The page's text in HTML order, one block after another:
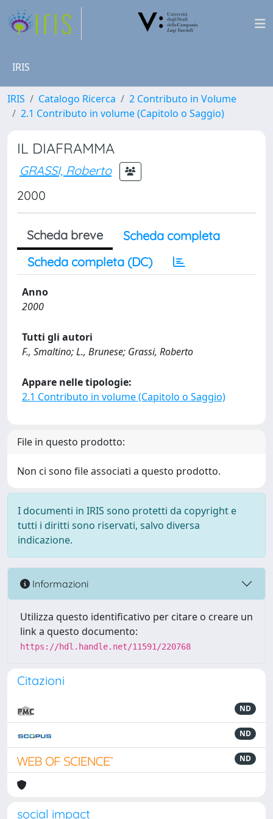
IRIS
IRIS Catalogo Ricerca
2 Contributo in Volume
2.1 Contributo in volume (Capitolo o Saggio)
IL DIAFRAMMA
GRASSI, Roberto
2000
Scheda breve
Scheda completa
Scheda completa (DC)
Anno
2000
Tutti gli autori
F., Smaltino; L., Brunese; Grassi, Roberto
Appare nelle tipologie:
2.1 Contributo in volume (Capitolo o Saggio)
File in questo prodotto:
Non ci sono file associati a questo prodotto.
I documenti in IRIS sono protetti da copyright e
tutti i diritti sono riservati, salvo diversa
indicazione.
Informazioni
Utilizza questo identificativo per citare o creare un
link a questo documento:
https://hdl.handle.net/11591/220768
Citazioni
ND
ND
ND
social impact